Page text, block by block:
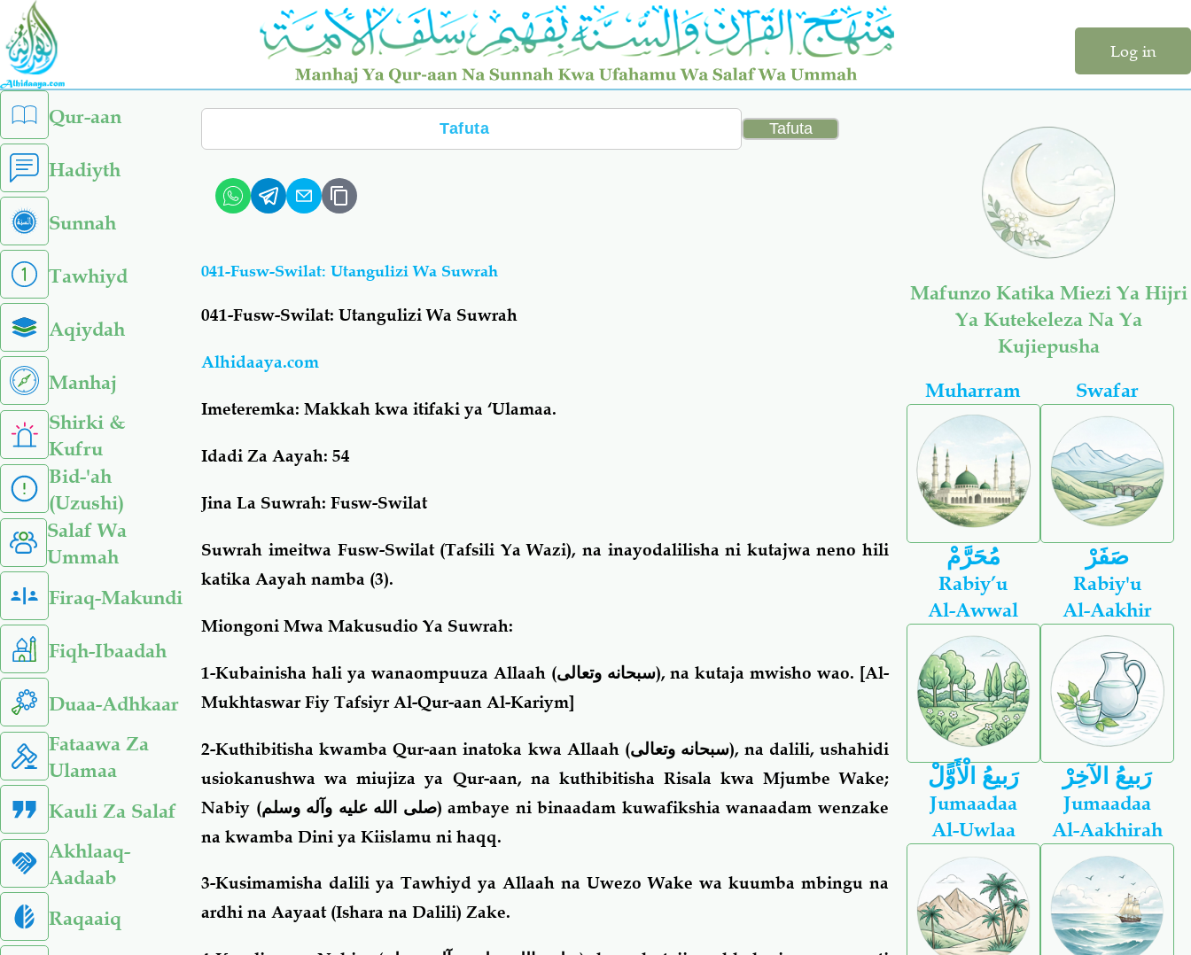
Skip
main
content
Log in
left
sidebar
menu
Qur-aan
Hadiyth
Sunnah
Tawhiyd
Aqiydah
Manhaj
Shirki &
Kufru
Bid-'ah
(Uzushi)
Salaf Wa
Ummah
Firaq-Makundi
Fiqh-Ibaadah
Duaa-Adhkaar
Fataawa Za
Ulamaa
Kauli Za Salaf
Akhlaaq-
Aadaab
Raqaaiq
Search
041-Fusw-Swilat: Utangulizi Wa Suwrah
041-Fusw-Swilat: Utangulizi Wa Suwrah
Alhidaaya.com
Imeteremka: Makkah kwa itifaki ya ‘Ulamaa.
Idadi Za Aayah: 54
Jina La Suwrah: Fusw-Swilat
Suwrah imeitwa Fusw-Swilat (Tafsili Ya Wazi), na inayodalilisha ni kutajwa neno hili
katika Aayah namba (3).
Miongoni Mwa Makusudio Ya Suwrah:
1-Kubainisha hali ya wanaompuuza Allaah (سبحانه وتعالى), na kutaja mwisho wao. [Al-
Mukhtaswar Fiy Tafsiyr Al-Qur-aan Al-Kariym]
2-Kuthibitisha kwamba Qur-aan inatoka kwa Allaah (سبحانه وتعالى), na dalili, ushahidi
usiokanushwa wa miujiza ya Qur-aan, na kuthibitisha Risala kwa Mjumbe Wake;
Nabiy (صلى الله عليه وآله وسلم) ambaye ni binaadam kuwafikshia wanaadam wenzake
na kwamba Dini ya Kiislamu ni haqq.
3-Kusimamisha dalili ya Tawhiyd ya Allaah na Uwezo Wake wa kuumba mbingu na
ardhi na Aayaat (Ishara na Dalili) Zake.
Mafunzo Katika Miezi Ya Hijri
Ya Kutekeleza Na Ya
Kujiepusha
Muharram
مُحَرَّمْ
Swafar
صَفَرْ
Rabiy’u
Al-Awwal
رَبيعُ الْأَوًّلْ
Rabiy'u
Al-Aakhir
رَبيعُ الآخِرْ
Jumaadaa
Al-Uwlaa
Jumaadaa
Al-Aakhirah